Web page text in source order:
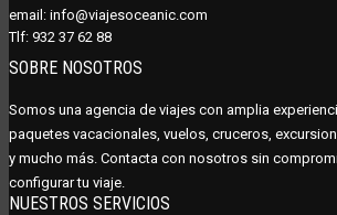
email: info@viajesoceanic.com
Tlf: 932 37 62 88
SOBRE NOSOTROS
Somos una agencia de viajes con amplia
paquetes vacacionales, vuelos, cruceros,
y mucho más. Contacta con nosotros sin
configurar tu viaje.
NUESTROS SERVICIOS